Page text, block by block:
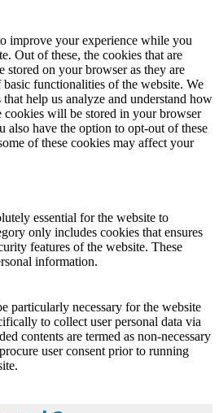
improve your experience while you
Out of these, the cookies that are
stored on your browser as they are
functionalities of the website. We
help us analyze and understand how
cookies will be stored in your browser
also have the option to opt-out of these
of these cookies may affect your
essential for the website to
only includes cookies that ensures
features of the website. These
information.
particularly necessary for the website
to collect user personal data via
contents are termed as non-necessary
user consent prior to running